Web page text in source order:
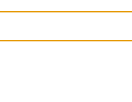
Plastic, 2 Row, Vertical/